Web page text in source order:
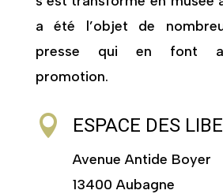
a été l’objet de
presse qui en font
promotion.
 ESPACE DES
Avenue Antide Boyer
13400 Aubagne